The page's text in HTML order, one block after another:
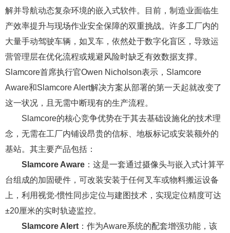
解并导航动态复杂环境的嵌入式软件。目前，制造业面临生
产效率提升与现场作业安全保障的双重挑战。许多工厂内的
大量手动驾驶车辆，如叉车，依然处于数字化盲区，导致运
营管理层在优化流程或规避风险时缺乏有效数据支撑。
Slamcore首席执行官Owen Nicholson表示，Slamcore
Aware和Slamcore Alert解决方案从部署的第一天起就改变了
这一状况，且无需中断现有的生产流程。
Slamcore的核心竞争优势在于其去基础设施化的技术理
念，无需在工厂内铺设昂贵的信标、地板标记或安装额外的
基站。其主要产品包括：
Slamcore Aware ：这是一套通过摄像头与嵌入式计算平
台组成的加固硬件，可改装安装于任何叉车或物料搬运设备
上，利用视觉-惯性同步定位与建图技术，实现定位精度可达
±20厘米的实时轨迹监控。
Slamcore Alert ：作为Aware系统的配套增强功能，该